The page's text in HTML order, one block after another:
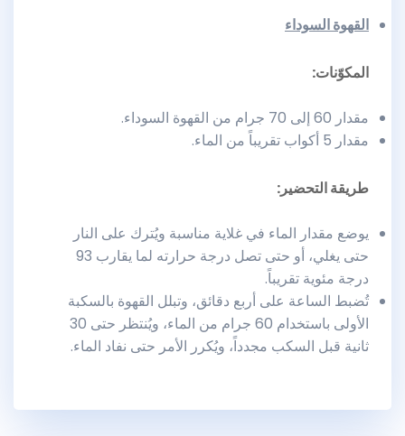
القهوة السوداء
المكوّنات:
مقدار 60 إلى 70 جرام من القهوة السوداء.
مقدار 5 أكواب تقريباً من الماء.
طريقة التحضير:
يوضع مقدار الماء في غلاية مناسبة ويُترك على النار
حتى يغلي، أو حتى تصل درجة حرارته لما يقارب 93
درجة مئوية تقريباً.
تُضبط الساعة على أربع دقائق، وتبلل القهوة بالسكبة
الأولى باستخدام 60 جرام من الماء، ويُنتظر حتى 30
ثانية قبل السكب مجدداً، ويُكرر الأمر حتى نفاد الماء.